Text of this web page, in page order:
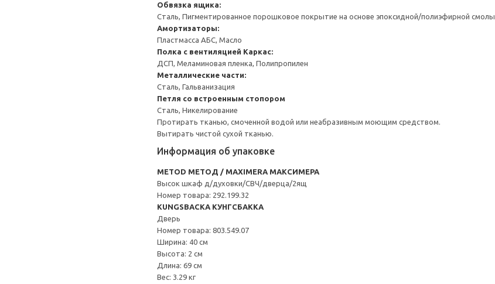
Обвязка ящика:
Сталь, Пигментированное порошковое покрытие на основе эпоксидной/полиэфирной смолы
Амортизаторы:
Пластмасса АБС, Масло
Полка с вентиляцией Каркас:
ДСП, Меламиновая пленка, Полипропилен
Металлические части:
Сталь, Гальванизация
Петля со встроенным стопором
Сталь, Никелирование
Протирать тканью, смоченной водой или неабразивным моющим средством.
Вытирать чистой сухой тканью.
Информация об упаковке
METOD МЕТОД / MAXIMERA МАКСИМЕРА
Высок шкаф д/духовки/СВЧ/дверца/2ящ
Номер товара: 292.199.32
KUNGSBACKA КУНГСБАККА
Дверь
Номер товара: 803.549.07
Ширина: 40 см
Высота: 2 см
Длина: 69 см
Вес: 3.29 кг